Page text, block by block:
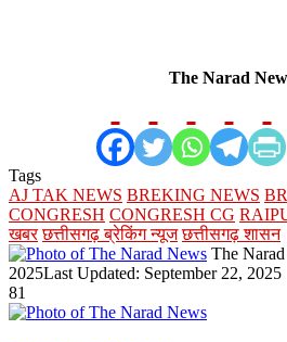
The Narad
Tags
AJ TAK NEWS BREKING NEWS
CONGRESH CONGRESH CG
खबर छत्तीसगढ़ ब्रेकिंग न्यूज छत्तीसगढ़ शासन
The
2025Last Updated: September 22, 2025
81